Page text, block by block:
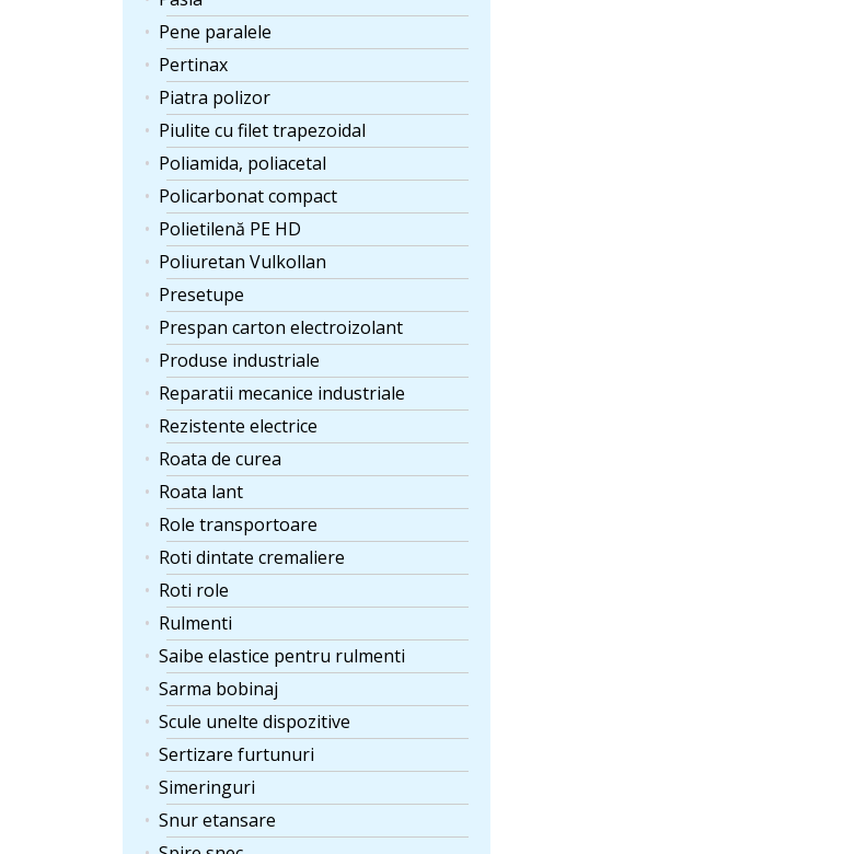
Pene paralele
Pertinax
Piatra polizor
Piulite cu filet trapezoidal
Poliamida, poliacetal
Policarbonat compact
Polietilenă PE HD
Poliuretan Vulkollan
Presetupe
Prespan carton electroizolant
Produse industriale
Reparatii mecanice industriale
Rezistente electrice
Roata de curea
Roata lant
Role transportoare
Roti dintate cremaliere
Roti role
Rulmenti
Saibe elastice pentru rulmenti
Sarma bobinaj
Scule unelte dispozitive
Sertizare furtunuri
Simeringuri
Snur etansare